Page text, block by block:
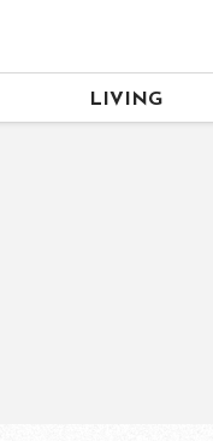
LIVING